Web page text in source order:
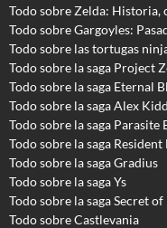
Todo sobre Zelda: Historia,
Todo sobre Gargoyles:
Todo sobre las tortugas
Todo sobre la saga Project
Todo sobre la saga Eternal
Todo sobre la saga Alex Kidd
Todo sobre la saga Parasite
Todo sobre la saga Resident
Todo sobre la saga Gradius
Todo sobre la saga Ys
Todo sobre la saga Secret
Todo sobre Castlevania